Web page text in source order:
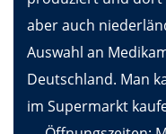
aber auch
Auswahl an
Deutschland. Man
im Supermarkt